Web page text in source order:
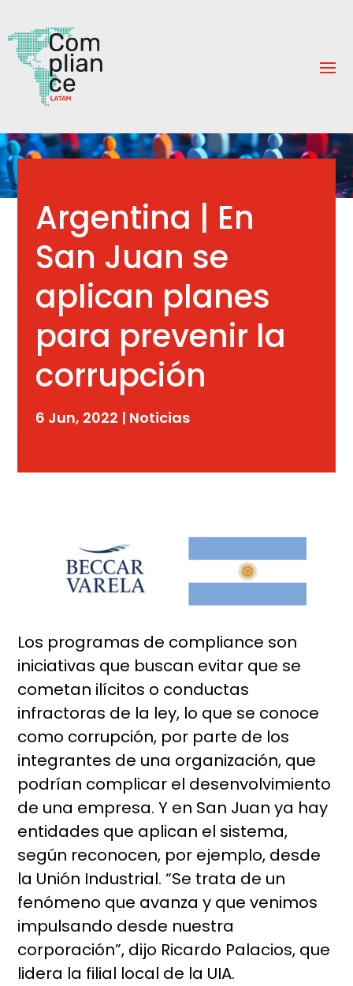
Argentina | En
San Juan se
aplican planes
para prevenir la
corrupción
6 Jun, 2022 | Noticias
Los programas de compliance son
iniciativas que buscan evitar que se
cometan ilícitos o conductas
infractoras de la ley, lo que se conoce
como corrupción, por parte de los
integrantes de una organización, que
podrían complicar el desenvolvimiento
de una empresa. Y en San Juan ya hay
entidades que aplican el sistema,
según reconocen, por ejemplo, desde
la Unión Industrial. “Se trata de un
fenómeno que avanza y que venimos
impulsando desde nuestra
corporación”, dijo Ricardo Palacios, que
lidera la filial local de la UIA.